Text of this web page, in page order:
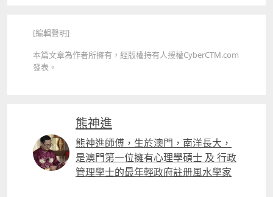
[編輯聲明]
本篇文章為作者所擁有，經版權持有人授權CyberCTM.com
發表。
熊神進
熊神進師傅，生於澳門，南洋長大，
是澳門第一位擁有心理學碩士 及 行政
管理學士的最年輕政府註册風水學家